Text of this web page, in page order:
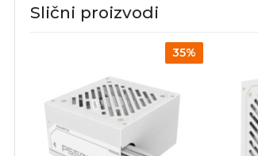
Slični proizvodi
35%